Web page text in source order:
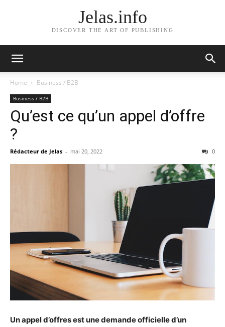
Jelas.info
DISCOVER THE ART OF PUBLISHING
Home Business / B2B
Business / B2B
Qu’est ce qu’un appel d’offre
?
Rédacteur de Jelas - mai 20, 2022 0
Un appel d’offres est une demande officielle d’un